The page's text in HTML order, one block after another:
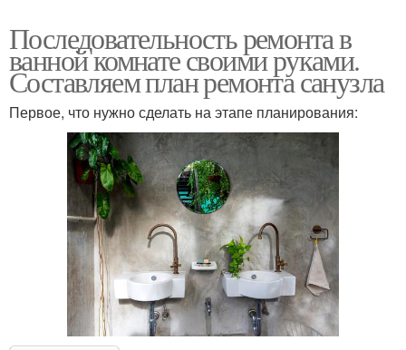
Последовательность ремонта в
ванной комнате своими руками.
Составляем план ремонта санузла
Первое, что нужно сделать на этапе планирования: